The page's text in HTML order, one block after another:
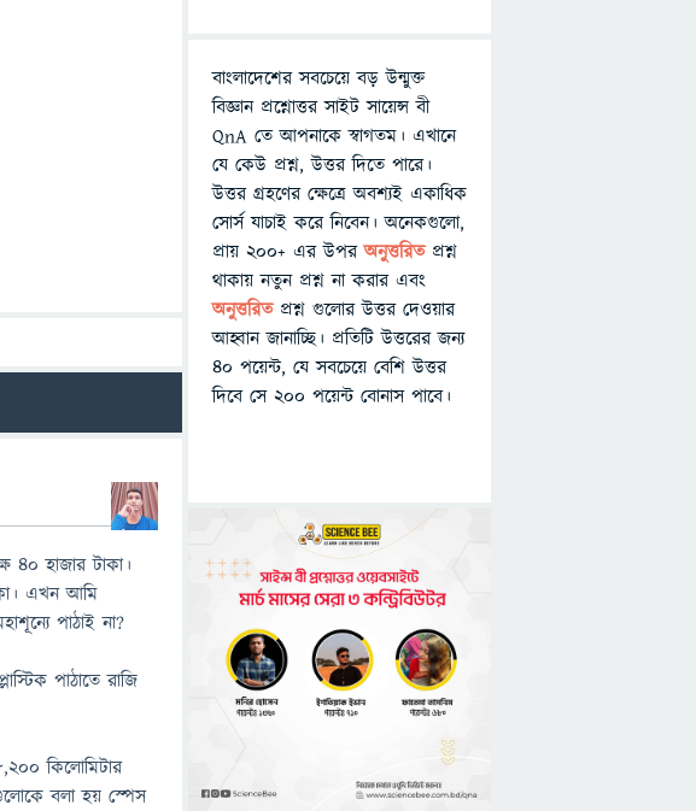
৪০ হাজার টাকা।
এখন আমি
পাঠাই না?
পাঠাতে রাজি
কিলোমিটার
বলা হয় স্পেস
বাংলাদেশের সবচেয়ে বড় উন্মুক্ত
বিজ্ঞান প্রশ্নোত্তর সাইট সায়েন্স বী
QnA তে আপনাকে স্বাগতম। এখানে
যে কেউ প্রশ্ন, উত্তর দিতে পারে।
উত্তর গ্রহণের ক্ষেত্রে অবশ্যই একাধিক
সোর্স যাচাই করে নিবেন। অনেকগুলো,
প্রায় ২০০+ এর উপরঅনুত্তরিতপ্রশ্ন
থাকায় নতুন প্রশ্ন না করার এবং
অনুত্তরিত প্রশ্ন গুলোর উত্তর দেওয়ার
আহ্বান জানাচ্ছি। প্রতিটি উত্তরের জন্য
৪০ পয়েন্ট, যে সবচেয়ে বেশি উত্তর
দিবে সে ২০০ পয়েন্ট বোনাস পাবে।